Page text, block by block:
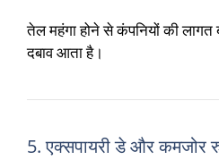
तेल महंगा होने से कंपनियों की
दबाव आता है।
5. एक्सपायरी डे और कमजोर